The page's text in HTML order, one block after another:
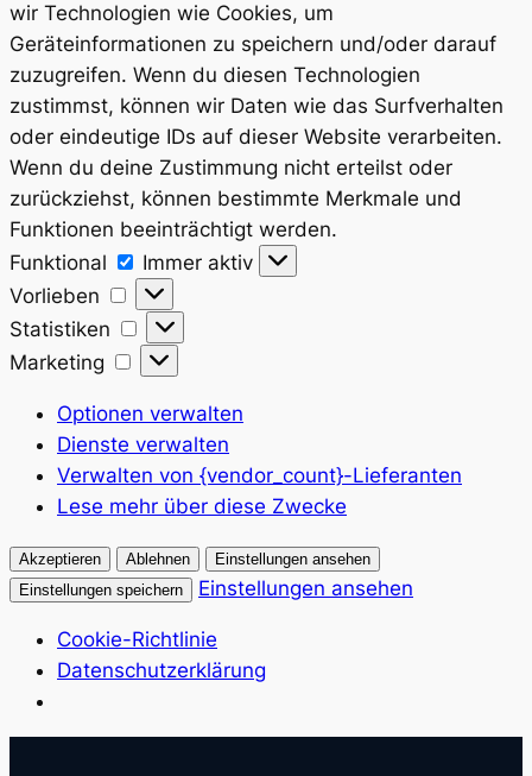
wir Technologien wie Cookies, um
Geräteinformationen zu speichern und/oder darauf
zuzugreifen. Wenn du diesen Technologien
zustimmst, können wir Daten wie das Surfverhalten
oder eindeutige IDs auf dieser Website verarbeiten.
Wenn du deine Zustimmung nicht erteilst oder
zurückziehst, können bestimmte Merkmale und
Funktionen beeinträchtigt werden.
Funktional
Funktional
Immer aktiv
Vorlieben
Vorlieben
Statistiken
Statistiken
Marketing
Marketing
Optionen verwalten
Dienste verwalten
Verwalten von {vendor_count}-Lieferanten
Lese mehr über diese Zwecke
Akzeptieren Ablehnen
Einstellungen ansehen
Einstellungen speichern
Einstellungen ansehen
Cookie-Richtlinie
Datenschutzerklärung